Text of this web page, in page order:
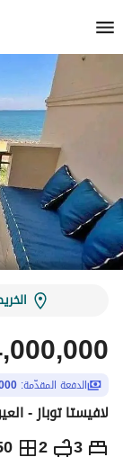
الدفعة المقدّمة:
لافيستا توباز -
3
2
150 ج.م